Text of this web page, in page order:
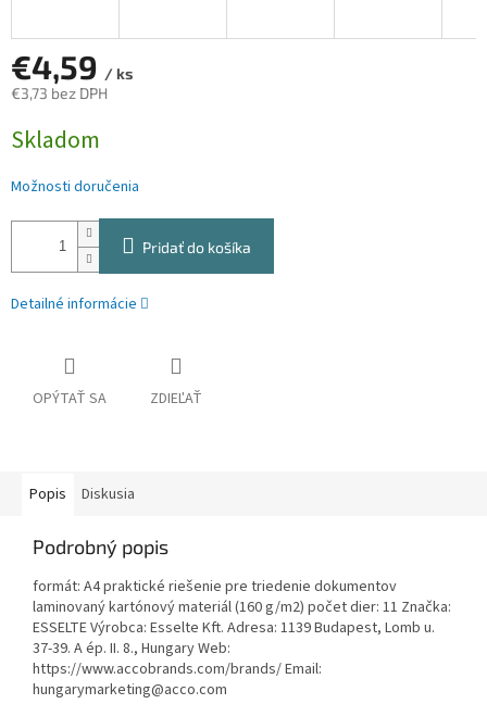
€4,59 / ks
€3,73 bez DPH
cena:
Skladom
Možnosti doručenia
Pridať do košíka
Detailné informácie
OPÝTAŤ SA ZDIEĽAŤ
Popis Diskusia
Podrobný popis
formát: A4 praktické riešenie pre triedenie dokumentov
laminovaný kartónový materiál (160 g/m2) počet dier: 11 Značka:
ESSELTE Výrobca: Esselte Kft. Adresa: 1139 Budapest, Lomb u.
37-39. A ép. II. 8., Hungary Web:
https://www.accobrands.com/brands/ Email:
hungarymarketing@acco.com